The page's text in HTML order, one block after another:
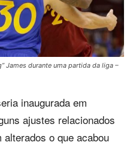
James durante uma partida da liga –
inaugurada em
ajustes relacionados
o que acabou